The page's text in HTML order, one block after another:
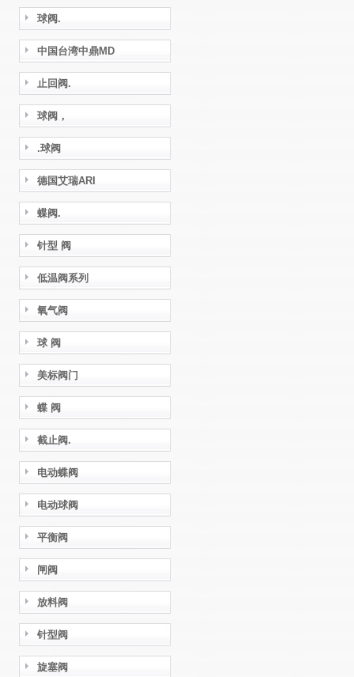
球阀.
中国台湾中鼎MD
止回阀.
球阀，
.球阀
德国艾瑞ARI
蝶阀.
针型 阀
低温阀系列
氧气阀
球 阀
美标阀门
蝶 阀
截止阀.
电动蝶阀
电动球阀
平衡阀
闸阀
放料阀
针型阀
旋塞阀